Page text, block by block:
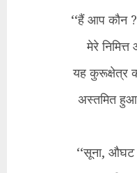
‘‘हैं आप कौन
मेरे
यह कुरूक्षेत्र
अस्तमित हुआ
‘‘सूना, औघट